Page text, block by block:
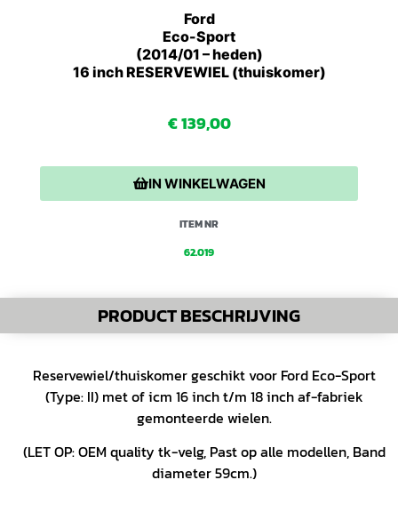
Ford
Eco-Sport
(2014/01 – heden)
16 inch RESERVEWIEL (thuiskomer)
€139,00
IN WINKELWAGEN
ITEM NR
62.019
PRODUCT BESCHRIJVING
Reservewiel/thuiskomer geschikt voor Ford Eco-Sport
(Type: II) met of icm 16 inch t/m 18 inch af-fabriek
gemonteerde wielen.
(LET OP: OEM quality tk-velg, Past op alle modellen, Band
diameter 59cm.)